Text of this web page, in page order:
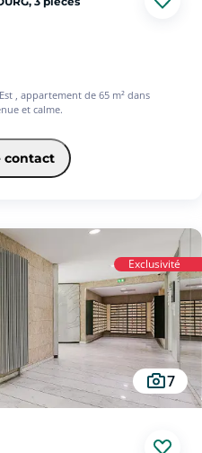
, appartement de 65 m² dans
et calme.
122 lots principaux.
donnant accès à un extérieur, d'un
de bains et de toilettes
: 1028 (85 par mois)
FAI (frais d'agence à la charge du vendeur)
BOHLANDT au 06 47 06 32 18 ou
ce bien est exposé sont disponibles
contact
Exclusivité
7